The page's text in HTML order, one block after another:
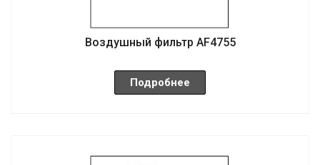
Воздушный фильтр AF4755
Подробнее